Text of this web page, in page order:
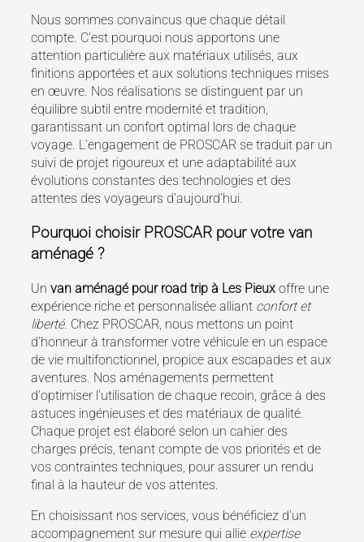
Nous sommes convaincus que chaque détail
compte. C'est pourquoi nous apportons une
attention particulière aux matériaux utilisés, aux
finitions apportées et aux solutions techniques mises
en œuvre. Nos réalisations se distinguent par un
équilibre subtil entre modernité et tradition,
garantissant un confort optimal lors de chaque
voyage. L'engagement de PROSCAR se traduit par un
suivi de projet rigoureux et une adaptabilité aux
évolutions constantes des technologies et des
attentes des voyageurs d'aujourd'hui.
Pourquoi choisir PROSCAR pour votre van
aménagé ?
Unvan aménagé pour road trip à Les Pieux offre une
expérience riche et personnalisée alliant confort et
liberté. Chez PROSCAR, nous mettons un point
d'honneur à transformer votre véhicule en un espace
de vie multifonctionnel, propice aux escapades et aux
aventures. Nos aménagements permettent
d'optimiser l'utilisation de chaque recoin, grâce à des
astuces ingénieuses et des matériaux de qualité.
Chaque projet est élaboré selon un cahier des
charges précis, tenant compte de vos priorités et de
vos contraintes techniques, pour assurer un rendu
final à la hauteur de vos attentes.
En choisissant nos services, vous bénéficiez d'un
accompagnement sur mesure qui allie expertise